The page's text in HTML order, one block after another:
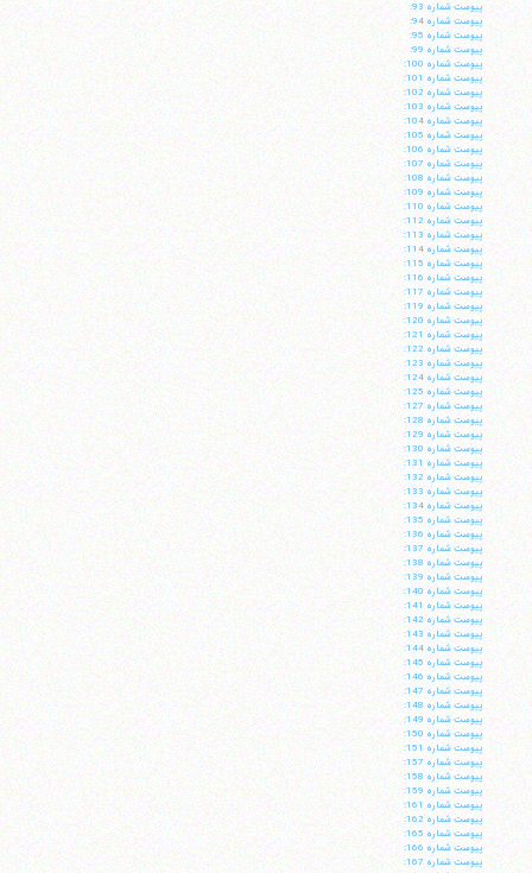
پيوست شماره 93:
پيوست شماره 94:
پيوست شماره 95:
پيوست شماره 99:
پيوست شماره 100:
پيوست شماره 101:
پيوست شماره 102:
پيوست شماره 103:
پيوست شماره 104:
پيوست شماره 105:
پيوست شماره 106:
پيوست شماره 107:
پيوست شماره 108:
پيوست شماره 109:
پيوست شماره 110:
پيوست شماره 112:
پيوست شماره 113:
پيوست شماره 114:
پيوست شماره 115:
پيوست شماره 116:
پيوست شماره 117:
پيوست شماره 119:
پيوست شماره 120:
پيوست شماره 121:
پيوست شماره 122:
پيوست شماره 123:
پيوست شماره 124:
پيوست شماره 125:
پيوست شماره 127:
پيوست شماره 128:
پيوست شماره 129:
پيوست شماره 130:
پيوست شماره 131:
پيوست شماره 132:
پيوست شماره 133:
پيوست شماره 134:
پيوست شماره 135:
پيوست شماره 136:
پيوست شماره 137:
پيوست شماره 138:
پيوست شماره 139:
پيوست شماره 140:
پيوست شماره 141:
پيوست شماره 142:
پيوست شماره 143:
پيوست شماره 144:
پيوست شماره 145:
پيوست شماره 146:
پيوست شماره 147:
پيوست شماره 148:
پيوست شماره 149:
پيوست شماره 150:
پيوست شماره 151:
پيوست شماره 157:
پيوست شماره 158:
پيوست شماره 159:
پيوست شماره 161:
پيوست شماره 162:
پيوست شماره 165:
پيوست شماره 166:
پيوست شماره 167: